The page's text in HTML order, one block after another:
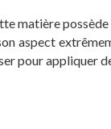
matière
aspect
pour appliquer